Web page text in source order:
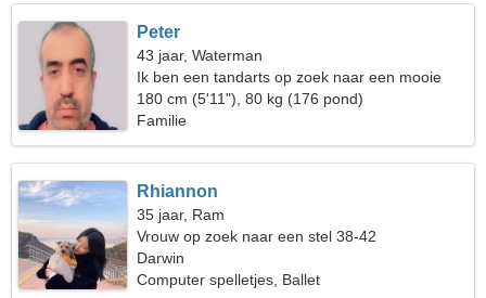
Peter
43 jaar, Waterman
Ik ben een tandarts op zoek naar een mooie
vrouw
180 cm (5'11"), 80 kg (176 pond)
Familie
Rhiannon
35 jaar, Ram
Vrouw op zoek naar een stel 38-42
Darwin
Computer spelletjes, Ballet